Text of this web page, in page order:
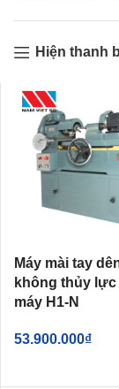
Hiện thanh
Máy mài tay
không thủy lực
máy H1-N
53.900.000₫